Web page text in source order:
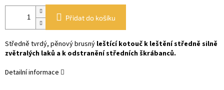
Přidat do košíku
Středně tvrdý, pěnový brusný leštící kotouč k leštění středně silně
zvětralých laků a k odstranění středních škrábanců.
Detailní informace